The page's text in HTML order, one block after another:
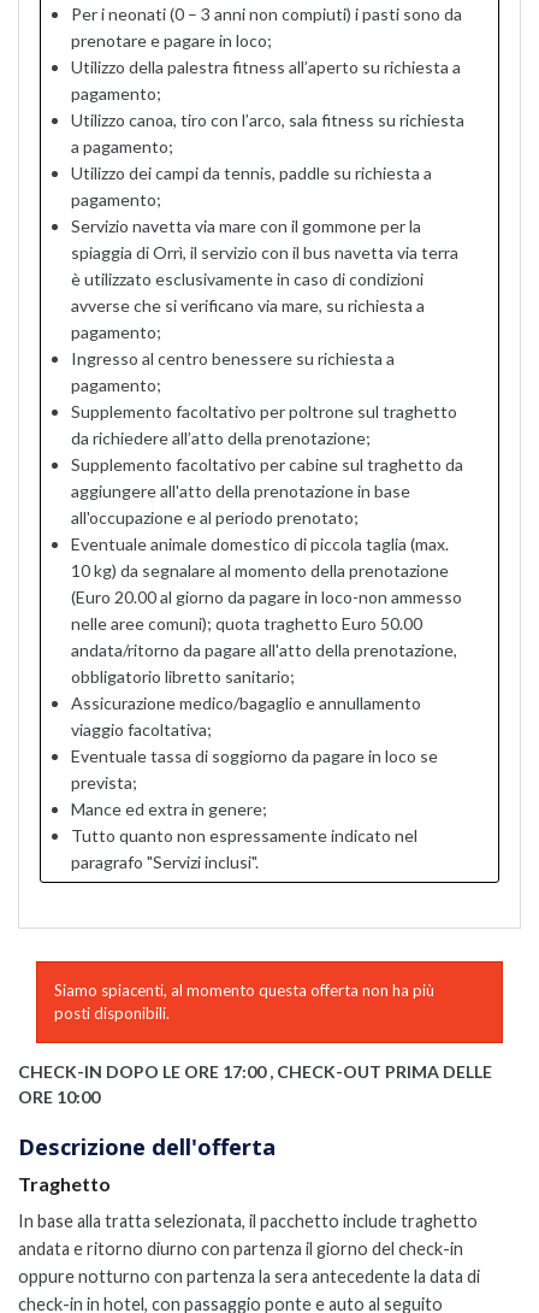
Per i neonati (0 – 3 anni non compiuti) i pasti sono da
prenotare e pagare in loco;
Utilizzo della palestra fitness all’aperto su richiesta a
pagamento;
Utilizzo canoa, tiro con l’arco, sala fitness su richiesta
a pagamento;
Utilizzo dei campi da tennis, paddle su richiesta a
pagamento;
Servizio navetta via mare con il gommone per la
spiaggia di Orrì, il servizio con il bus navetta via terra
è utilizzato esclusivamente in caso di condizioni
avverse che si verificano via mare, su richiesta a
pagamento;
Ingresso al centro benessere su richiesta a
pagamento;
Supplemento facoltativo per poltrone sul traghetto
da richiedere all’atto della prenotazione;
Supplemento facoltativo per cabine sul traghetto da
aggiungere all'atto della prenotazione in base
all'occupazione e al periodo prenotato;
Eventuale animale domestico di piccola taglia (max.
10 kg) da segnalare al momento della prenotazione
(Euro 20.00 al giorno da pagare in loco-non ammesso
nelle aree comuni); quota traghetto Euro 50.00
andata/ritorno da pagare all'atto della prenotazione,
obbligatorio libretto sanitario;
Assicurazione medico/bagaglio e annullamento
viaggio facoltativa;
Eventuale tassa di soggiorno da pagare in loco se
prevista;
Mance ed extra in genere;
Tutto quanto non espressamente indicato nel
paragrafo "Servizi inclusi".
Siamo spiacenti, al momento questa offerta non ha più
posti disponibili.
CHECK-IN DOPO LE ORE 17:00 , CHECK-OUT PRIMA DELLE
ORE 10:00
Descrizione dell'offerta
Traghetto
In base alla tratta selezionata, il pacchetto include traghetto
andata e ritorno diurno con partenza il giorno del check-in
oppure notturno con partenza la sera antecedente la data di
check-in in hotel, con passaggio pontee auto al seguito